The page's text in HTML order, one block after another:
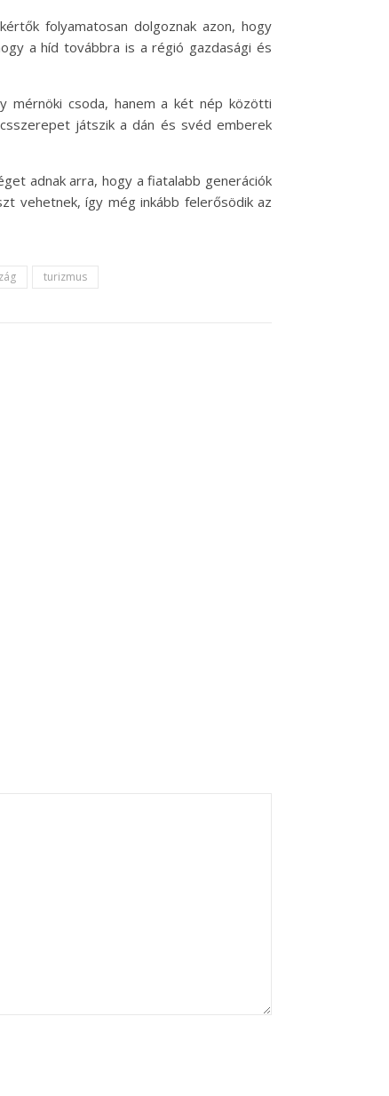
folyamatosan dolgoznak azon, hogy
a híd továbbra is a régió gazdasági és
mérnöki csoda, hanem a két nép közötti
játszik a dán és svéd emberek
adnak arra, hogy a fiatalabb generációk
vehetnek, így még inkább felerősödik az
turizmus